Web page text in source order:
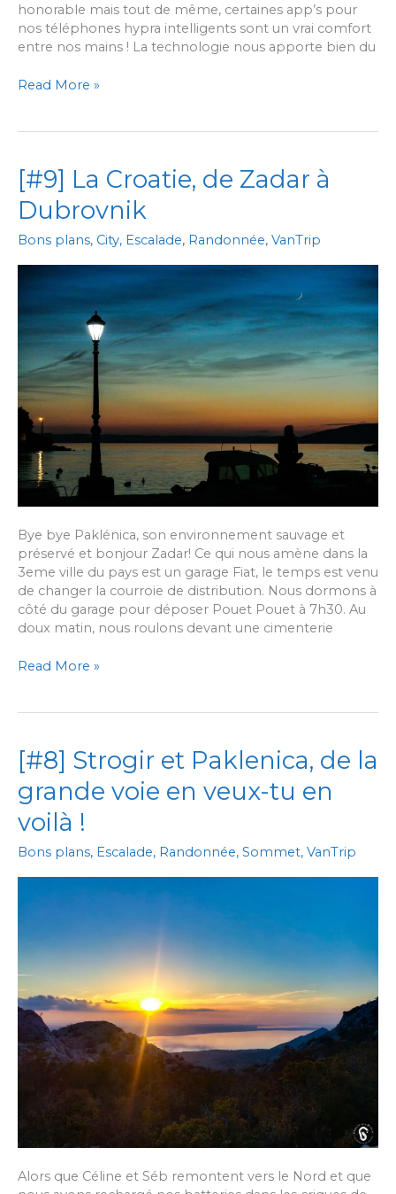
honorable mais tout de même, certaines app’s pour
nos téléphones hypra intelligents sont un vrai comfort
entre nos mains ! La technologie nous apporte bien du
[#Astuces]
en
tout
genre
;
bonnes
son
smartphone
!
Read More »
[#9] La Croatie, de Zadar à
Dubrovnik
Bons plans, City, Escalade, Randonnée, VanTrip
Bye bye Paklénica, son environnement sauvage et
préservé et bonjour Zadar! Ce qui nous amène dans la
3eme ville du pays est un garage Fiat, le temps est venu
de changer la courroie de distribution. Nous dormons à
côté du garage pour déposer Pouet Pouet à 7h30. Au
doux matin, nous roulons devant une cimenterie
[#9]
Dubrovnik
Read More »
[#8] Strogir et Paklenica, de la
grande voie en veux-tu en
voilà !
Bons plans, Escalade, Randonnée, Sommet, VanTrip
Alors que Céline et Séb remontent vers le Nord et que